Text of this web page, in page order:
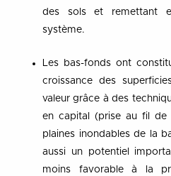
des sols et remettant
système.
Les bas-fonds ont
croissance des
valeur grâce à des
en capital (prise au fil de
plaines inondables de la
aussi un potentiel
moins favorable à la